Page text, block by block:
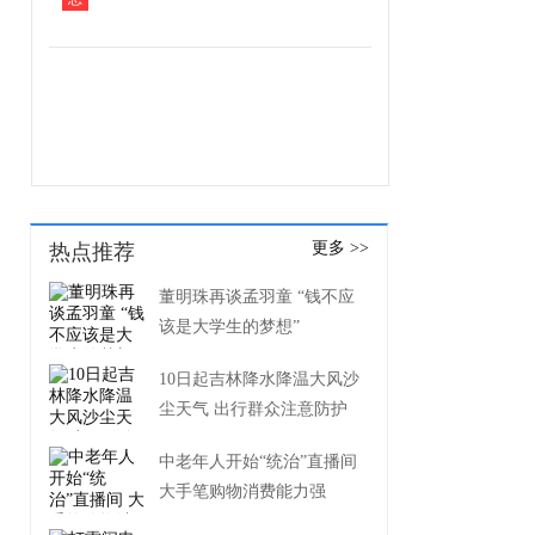
热点推荐 更多 >>
董明珠再谈孟羽童 “钱不应
该是大学生的梦想”
10日起吉林降水降温大风沙
尘天气 出行群众注意防护
中老年人开始“统治”直播间
大手笔购物消费能力强